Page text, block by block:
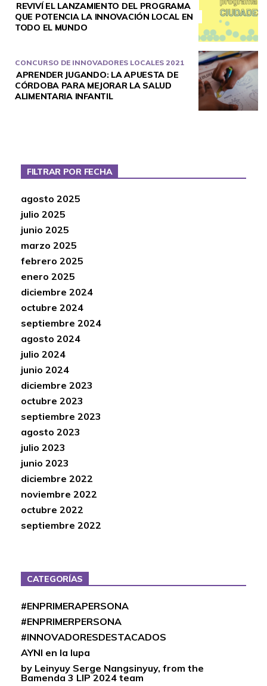
REVIVÍ EL LANZAMIENTO DEL PROGRAMA
QUE POTENCIA LA INNOVACIÓN LOCAL EN
TODO EL MUNDO
CONCURSO DE INNOVADORES LOCALES 2021
APRENDER JUGANDO: LA APUESTA DE
CÓRDOBA PARA MEJORAR LA SALUD
ALIMENTARIA INFANTIL
FILTRAR POR FECHA
agosto 2025
julio 2025
junio 2025
marzo 2025
febrero 2025
enero 2025
diciembre 2024
octubre 2024
septiembre 2024
agosto 2024
julio 2024
junio 2024
diciembre 2023
octubre 2023
septiembre 2023
agosto 2023
julio 2023
junio 2023
diciembre 2022
noviembre 2022
octubre 2022
septiembre 2022
CATEGORÍAS
#ENPRIMERAPERSONA
#ENPRIMERPERSONA
#INNOVADORESDESTACADOS
AYNI en la lupa
by Leinyuy Serge Nangsinyuy, from the
Bamenda 3 LIP 2024 team